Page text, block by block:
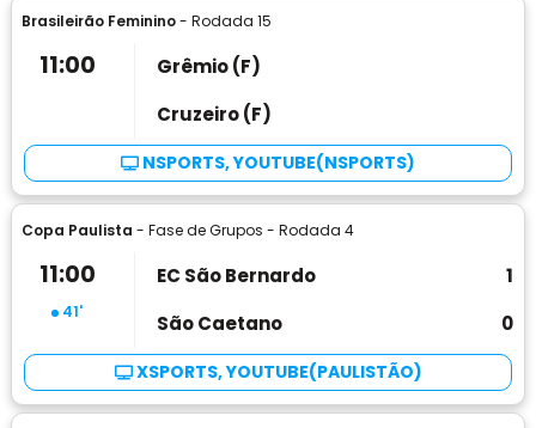
Brasileirão Feminino- Rodada 15
11:00
Grêmio (F)
Cruzeiro (F)
NSPORTS, YOUTUBE(NSPORTS)
Copa Paulista - Fase de Grupos - Rodada 4
11:00
41'
EC São Bernardo
1
São Caetano
0
XSPORTS, YOUTUBE(PAULISTÃO)